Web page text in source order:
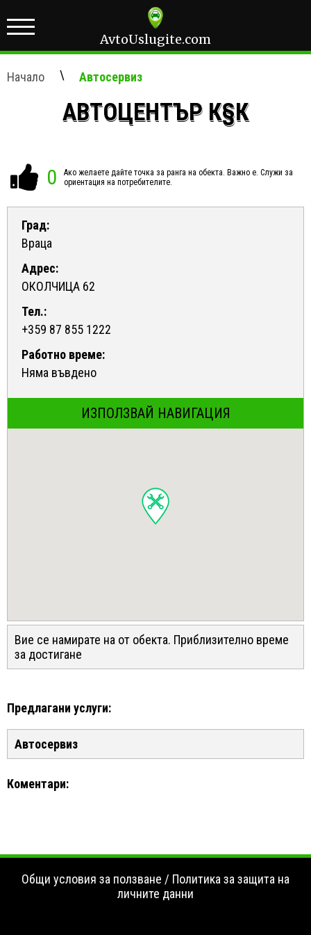
AvtoUslugite.com
Начало \ Автосервиз
АВТОЦЕНТЪР К§К
0
Ако желаете дайте точка за ранга на обекта. Важно е. Служи за
ориентация на потребителите.
Град:
Враца
Адрес:
ОКОЛЧИЦА 62
Тел.:
+359 87 855 1222
Работно време:
Няма въвдено
ИЗПОЛЗВАЙ НАВИГАЦИЯ
Вие се намирате на от обекта. Приблизително време
за достигане
Предлагани услуги:
Автосервиз
Коментари:
Общи условия за ползване / Политика за защита на
личните данни